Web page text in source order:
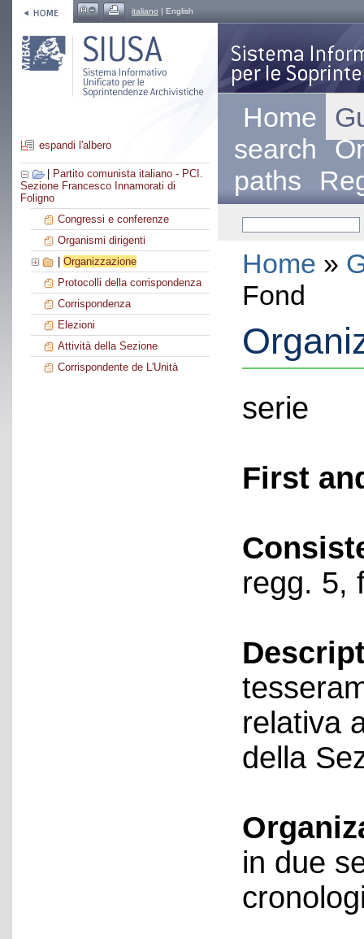
italiano | English
espandi l'albero
Partito comunista italiano - PCI.
Sezione Francesco Innamorati di
Foligno
Congressi e conferenze
Organismi dirigenti
Organizzazione
Protocolli della corrispondenza
Corrispondenza
Elezioni
Attività della Sezione
Corrispondente de L'Unità
Home
search
paths
Home »
Fond
serie
First
regg. 5,
relativa
della
in due